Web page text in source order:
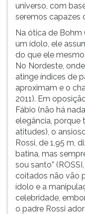
universo, com
seremos capazes
Na ótica de Bohm
um ídolo, ele
do que ele mesmo
No Nordeste,
atinge índices de
aproximam e o
2011). Em
Fábio (não há
elegância, porque
atitudes), o
Rossi, de 1,95 m,
batina, mas
sou santo”
coitados não vão
ídolo e a
celebridade,
o padre Rossi